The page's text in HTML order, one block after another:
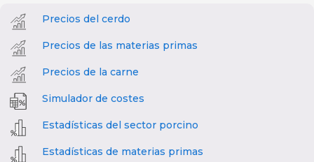
Precios del cerdo
Precios de las materias primas
Precios de la carne
Simulador de costes
Estadísticas del sector porcino
Estadísticas de materias primas